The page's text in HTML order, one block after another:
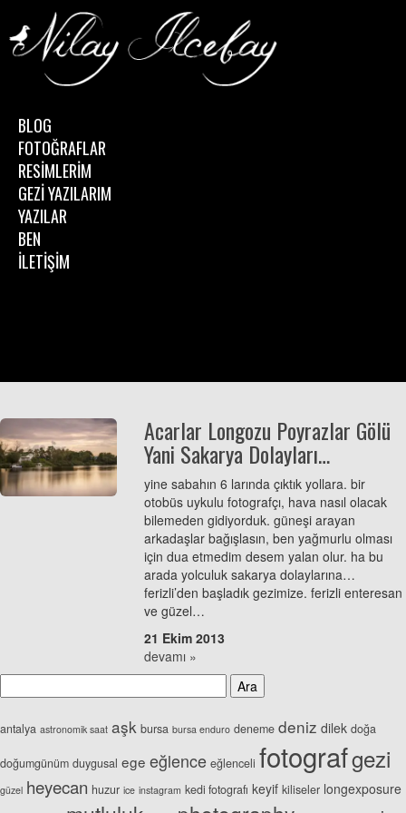
BLOG
FOTOĞRAFLAR
RESİMLERİM
GEZİ YAZILARIM
YAZILAR
BEN
İLETİŞİM
Acarlar Longozu Poyrazlar Gölü
Yani Sakarya Dolayları…
yine sabahın 6 larında çıktık yollara. bir
otobüs uykulu fotografçı, hava nasıl olacak
bilemeden gidiyorduk. güneşi arayan
arkadaşlar bağışlasın, ben yağmurlu olması
için dua etmedim desem yalan olur. ha bu
arada yolculuk sakarya dolaylarına…
ferizli’den başladık gezimize. ferizli enteresan
ve güzel…
21 Ekim 2013
devamı »
antalya astronomik saat aşk bursa bursa enduro deneme deniz dilek doğa
doğumgünüm duygusal ege eğlence eğlenceli fotografgezi
güzel heyecan huzur ice instagram kedi fotografı keyif kiliseler longexposure